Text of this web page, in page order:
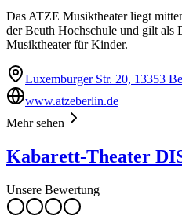
Das ATZE Musiktheater liegt
der Beuth Hochschule und gilt als
Musiktheater für Kinder.
Luxemburger Str. 20, 13353
www.atzeberlin.de
Mehr sehen
Kabarett-Theater
Unsere Bewertung